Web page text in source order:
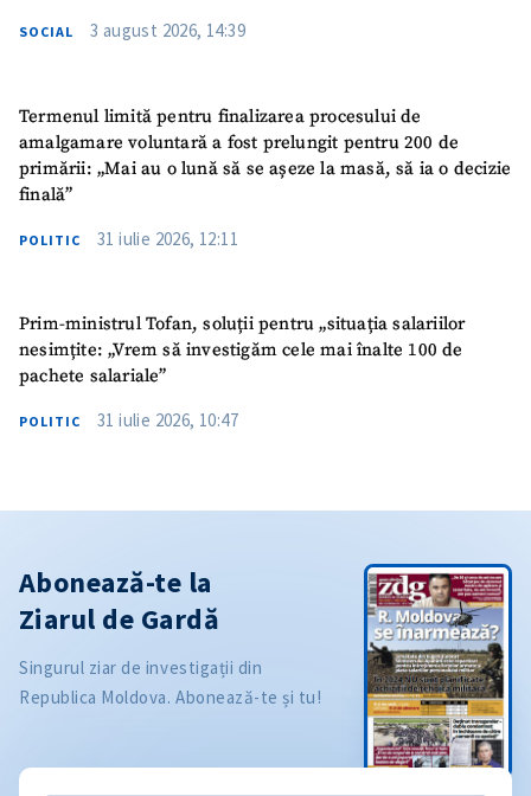
SOCIAL 3 august 2026, 14:39
Termenul limită pentru finalizarea procesului de
amalgamare voluntară a fost prelungit pentru 200 de
primării: „Mai au o lună să se așeze la masă, să ia o decizie
finală”
POLITIC 31 iulie 2026, 12:11
Prim-ministrul Tofan, soluții pentru „situația salariilor
nesimțite: „Vrem să investigăm cele mai înalte 100 de
pachete salariale”
POLITIC 31 iulie 2026, 10:47
Abonează-te la
Ziarul de Gardă
Singurul ziar de investigații din
Republica Moldova. Abonează-te și tu!